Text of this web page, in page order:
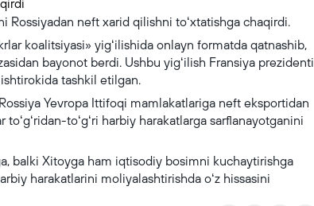
Rossiyadan neft xarid qilishni toʻxtatishga chaqirdi.
koalitsiyasi» yigʻilishida onlayn formatda qatnashib,
bayonot berdi. Ushbu yigʻilish Fransiya prezidenti
tashkil etilgan.
Yevropa Ittifoqi mamlakatlariga neft eksportidan
toʻgʻri harbiy harakatlarga sarflanayotganini
balki Xitoyga ham iqtisodiy bosimni kuchaytirishga
harakatlarini moliyalashtirishda oʻz hissasini